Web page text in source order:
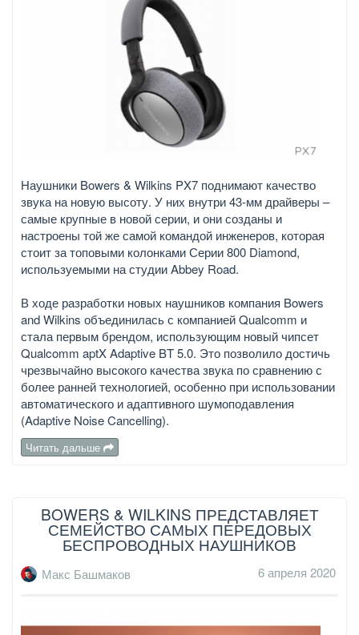
Наушники Bowers & Wilkins PX7 поднимают качество
звука на новую высоту. У них внутри 43-мм драйверы –
самые крупные в новой серии, и они созданы и
настроены той же самой командой инженеров, которая
стоит за топовыми колонками Серии 800 Diamond,
используемыми на студии Abbey Road.
В ходе разработки новых наушников компания Bowers
and Wilkins объединилась с компанией Qualcomm и
стала первым брендом, использующим новый чипсет
Qualcomm aptX Adaptive BT 5.0. Это позволило достичь
чрезвычайно высокого качества звука по сравнению с
более ранней технологией, особенно при использовании
автоматического и адаптивного шумоподавления
(Adaptive Noise Cancelling).
Читать дальше
BOWERS & WILKINS ПРЕДСТАВЛЯЕТ
СЕМЕЙСТВО САМЫХ ПЕРЕДОВЫХ
БЕСПРОВОДНЫХ НАУШНИКОВ
Макс Башмаков 6 апреля 2020